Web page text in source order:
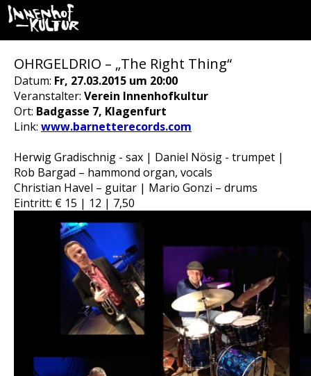
OHRGELDRIO – „The Right Thing“
Datum: Fr, 27.03.2015 um 20:00
Veranstalter: Verein Innenhofkultur
Ort: Badgasse 7, Klagenfurt
Link: www.barnetterecords.com
Herwig Gradischnig - sax | Daniel Nösig - trumpet |
Rob Bargad – hammond organ, vocals
Christian Havel – guitar | Mario Gonzi – drums
Eintritt: € 15 | 12 | 7,50